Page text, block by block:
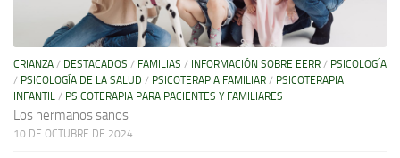
CRIANZA / DESTACADOS / FAMILIAS / INFORMACIÓN SOBRE EERR / PSICOLOGÍA
/ PSICOLOGÍA DE LA SALUD / PSICOTERAPIA FAMILIAR / PSICOTERAPIA
INFANTIL / PSICOTERAPIA PARA PACIENTES Y FAMILIARES
Los hermanos sanos
10 DE OCTUBRE DE 2024